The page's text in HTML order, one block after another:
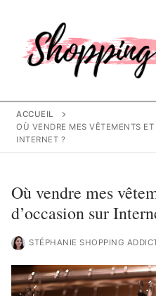
contenu
ACCUEIL
OÙ VENDRE MES VÊTEMENTS
INTERNET ?
Où vendre mes
d’occasion sur
STÉPHANIE SHOPPING